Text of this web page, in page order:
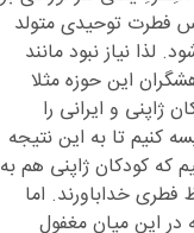
فطرت توحيدى متولد
لذا نیاز نبود مانند
این حوزه مثلا
ژاپنی و ایرانی را
کنیم تا به این نتیجه
که کودکان ژاپنی هم به
فطری خداباورند. اما
در این میان مغفول